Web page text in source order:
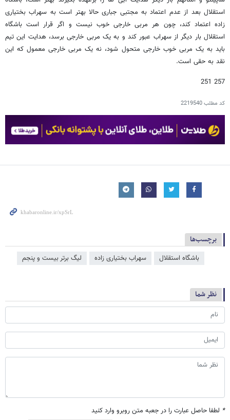
استقلال بعد از عدم اعتماد به مجتبی جباری حالا بهتر است به سهراب بختیاری
زاده اعتماد کند، چون هر مربی خارجی خوب نیست و اگر قرار است باشگاه
استقلال بار دیگر از سهراب عبور کند و به یک مربی خارجی برسد، هدایت این تیم
باید به یک مربی خوب خارجی متحول شود، نه یک مربی خارجی معمول که این
نقد به حقی است.
257 251
کد مطلب2219540
برچسب‌ها
باشگاه استقلال سهراب بختیاری زاده لیگ برتر بیست و پنجم
نظر شما
* لطفا حاصل عبارت را در جعبه متن روبرو وارد کنید